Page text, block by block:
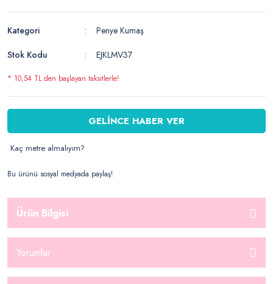
Kategori
Penye Kumaş
Stok Kodu
EJKLMV37
* 10,54 TL den başlayan taksitlerle!
GELİNCE HABER VER
Kaç metre almalıyım?
Bu ürünü sosyal medyada paylaş!
Ürün Bilgisi
Yorumlar